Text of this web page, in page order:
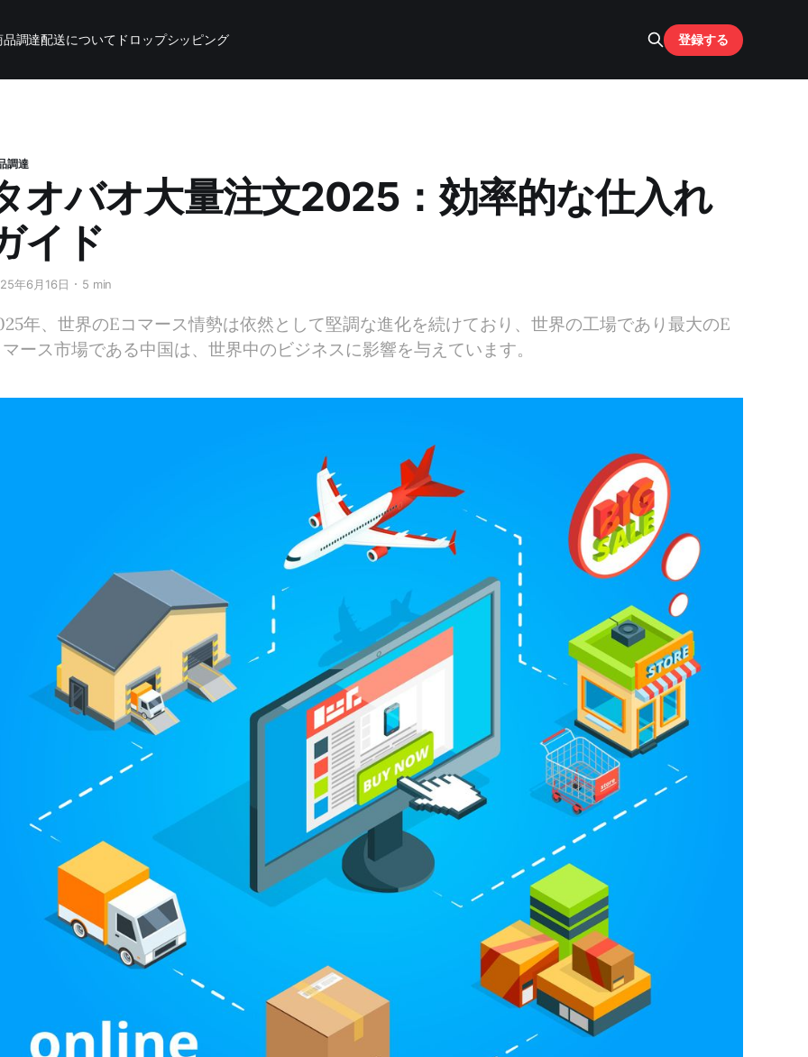
品調達配送について ドロップシッピング 登録する
調達
オバオ大量注文2025：効率的な仕入れ
イド
年6月16日 5 min
年、世界のEコマース情勢は依然として堅調な進化を続けており、世界の工場であり最大のE
ース市場である中国は、世界中のビジネスに影響を与えています。